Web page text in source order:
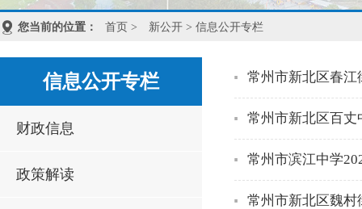
您当前的位置： 首页 > 新公开 > 信息公开专栏
信息公开专栏
财政信息
政策解读
常州市新北区春江
常州市新北区百丈
常州市滨江中学
常州市新北区魏村